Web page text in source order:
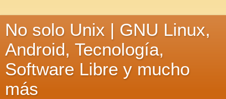
No solo Unix | GNU Linux,
Android, Tecnología,
Software Libre y mucho
más